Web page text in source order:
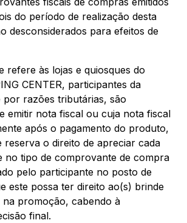
do período de realização desta
desconsiderados para efeitos de
refere às lojas e quiosques do
CENTER, participantes da
razões tributárias, são
emitir nota fiscal ou cuja nota fiscal
após o pagamento do produto,
reserva o direito de apreciar cada
no tipo de comprovante de compra
pelo participante no posto de
este possa ter direito ao(s) brinde
na promoção, cabendo à
final.